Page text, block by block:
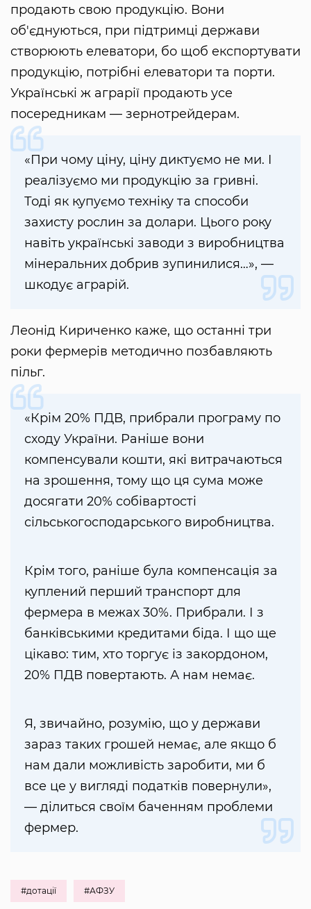
продають свою продукцію. Вони
об'єднуються, при підтримці держави
створюють елеватори, бо щоб експортувати
продукцію, потрібні елеватори та порти.
Українські ж аграрії продають усе
посередникам — зернотрейдерам.
«При чому ціну, ціну диктуємо не ми. І
реалізуємо ми продукцію за гривні.
Тоді як купуємо техніку та способи
захисту рослин за долари. Цього року
навіть українські заводи з виробництва
мінеральних добрив зупинилися…», —
шкодує аграрій.
Леонід Кириченко каже, що останні три
роки фермерів методично позбавляють
пільг.
«Крім 20% ПДВ, прибрали програму по
сходу України. Раніше вони
компенсували кошти, які витрачаються
на зрошення, тому що ця сума може
досягати 20% собівартості
сільськогосподарського виробництва.
Крім того, раніше була компенсація за
куплений перший транспорт для
фермера в межах 30%. Прибрали. І з
банківськими кредитами біда. І що ще
цікаво: тим, хто торгує із закордоном,
20% ПДВ повертають. А нам немає.
Я, звичайно, розумію, що у держави
зараз таких грошей немає, але якщо б
нам дали можливість заробити, ми б
все це у вигляді податків повернули»,
— ділиться своїм баченням проблеми
фермер.
#дотації #АФЗУ